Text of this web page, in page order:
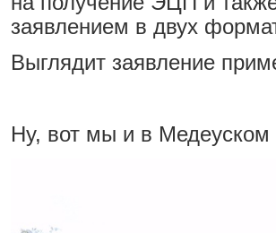
заявлением в двух
Выглядит заявление
Ну, вот мы и в